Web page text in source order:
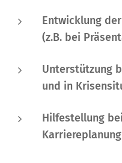
Entwicklung
(z.B. bei
Unterstützung
und in
Hilfestellung
Karriereplanung